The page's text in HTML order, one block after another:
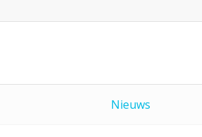
Nieuws